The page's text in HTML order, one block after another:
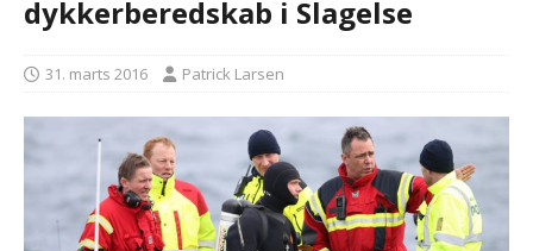
dykkerberedskab i Slagelse
31. marts 2016 Patrick Larsen